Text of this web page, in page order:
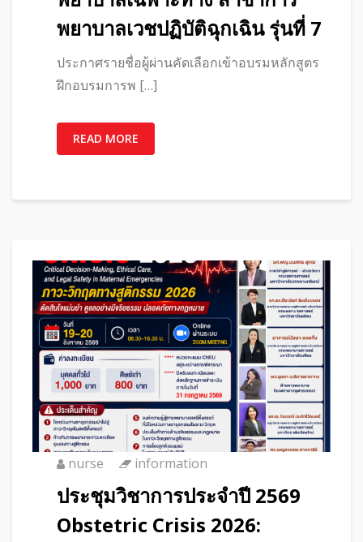
พยาบาลเวชปฏิบัติฉุกเฉิน รุ่นที่ 7
ประกาศรายชื่อผู้ผ่านคัดเลือกเข้าอบรมหลักสูตร
ฝึกอบรมการพ […]
READ MORE
nurse information
ประชุมวิชาการประจำปี 2569
Obstetric Crisis 2026: